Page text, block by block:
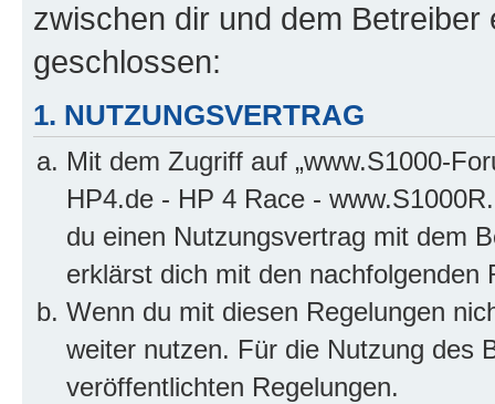
zwischen dir und dem
geschlossen:
1. NUTZUNGSVERTRAG
Mit dem Zugriff auf „www.S1000-
HP4.de - HP 4 Race -
du einen Nutzungsvertrag mit dem
erklärst dich mit den nachfolgenden
Wenn du mit diesen Regelungen
weiter nutzen. Für die Nutzung des
veröffentlichten Regelungen.